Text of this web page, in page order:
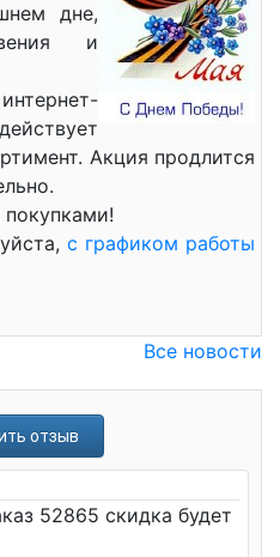
дне,
и
Акция продлится
с графиком работы
Все новости
отзыв
52865 скидка будет